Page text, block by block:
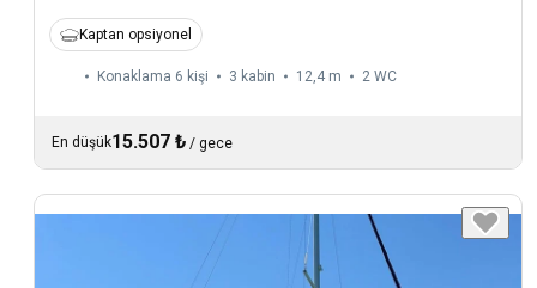
Kaptan opsiyonel
Konaklama 6 kişi 3 kabin 12,4 m 2 WC
En düşük15.507 ₺ / gece